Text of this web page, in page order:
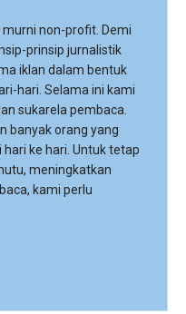
non-profit. Demi
prinsip jurnalistik
iklan dalam bentuk
hari. Selama ini kami
sukarela pembaca.
banyak orang yang
hari ke hari. Untuk tetap
meningkatkan
kami perlu